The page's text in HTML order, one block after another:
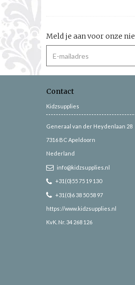
Meld je aan voor onze
Contact
Kidzsupplies
Generaal van der Heydenlaan 28
7316 BC Apeldoorn
Nederland
info@kidzsupplies.nl
+31(0)55 75 19 130
+31(0)6 38 50 58 97
https://www.kidzsupplies.nl
KvK. Nr. 34 268 126